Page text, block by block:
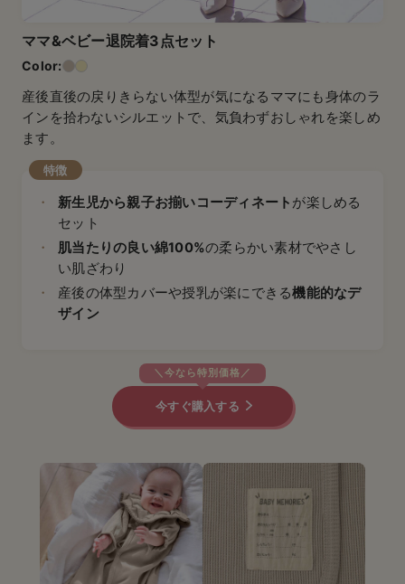
ママ&ベビー退院着3点セット
産後直後の戻りきらない体型が気になるママにも身体のラ
インを拾わないシルエットで、気負わずおしゃれを楽しめ
ます。
特徴
新生児から親子お揃いコーディネート が楽しめる
セット
肌当たりの良い綿100%の柔らかい素材でやさし
い肌ざわり
産後の体型カバーや授乳が楽にできる機能的なデ
ザイン
今すぐ購入する